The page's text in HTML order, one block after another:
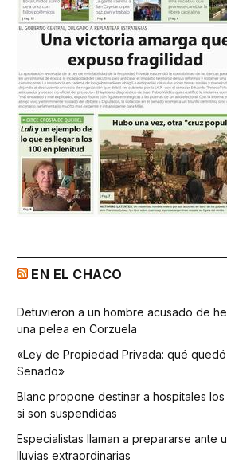
EN EL CHACO
Detuvieron a un hombre acusado de
una pelea en Corzuela
«Ley de Propiedad Privada: qué
Senado»
Blanc propone destinar a hospitales
si son suspendidas
Especialistas llaman a prepararse ante
lluvias extraordinarias